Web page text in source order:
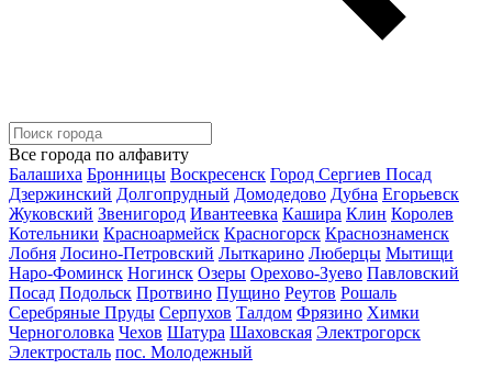
Все города по алфавиту
Балашиха Бронницы Воскресенск Город Сергиев Посад
Дзержинский Долгопрудный Домодедово Дубна Егорьевск
Жуковский Звенигород Ивантеевка Кашира Клин Королев
Котельники Красноармейск Красногорск Краснознаменск
Лобня Лосино-Петровский Лыткарино Люберцы Мытищи
Наро-Фоминск Ногинск Озеры Орехово-Зуево Павловский
Посад Подольск Протвино Пущино Реутов Рошаль
Серебряные Пруды Серпухов Талдом Фрязино Химки
Черноголовка Чехов Шатура Шаховская Электрогорск
Электросталь пос. Молодежный